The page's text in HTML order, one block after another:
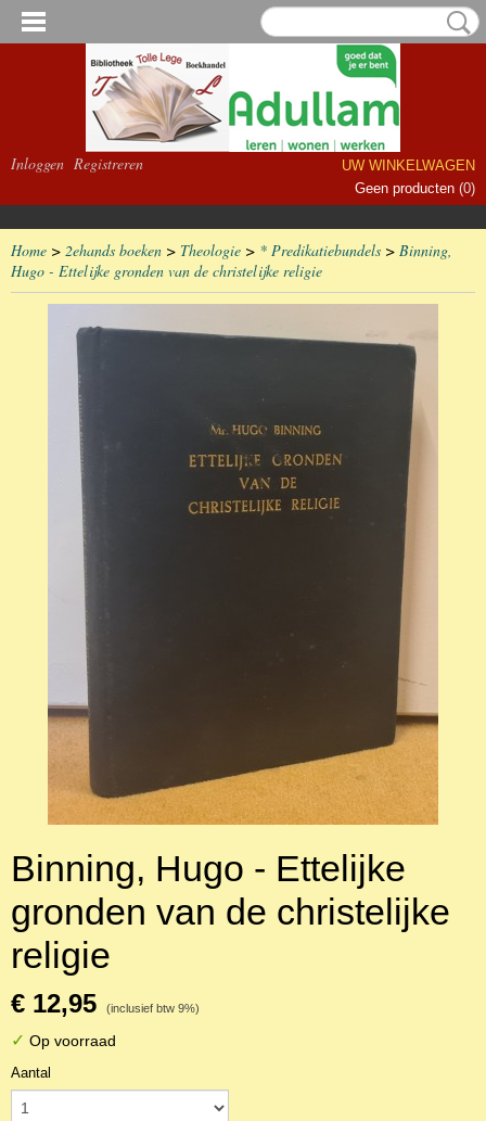
Inloggen Registreren
UW WINKELWAGEN
Geen producten (0)
Home > 2ehands boeken > Theologie > * Predikatiebundels > Binning,
Hugo - Ettelijke gronden van de christelijke religie
Binning, Hugo - Ettelijke
gronden van de christelijke
religie
€ 12,95 (inclusief btw 9%)
✓ Op voorraad
Aantal